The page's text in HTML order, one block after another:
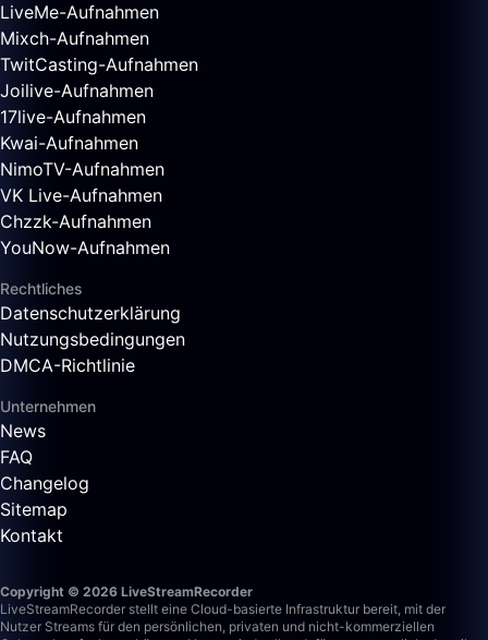
LiveMe-Aufnahmen
Mixch-Aufnahmen
TwitCasting-Aufnahmen
Joilive-Aufnahmen
17live-Aufnahmen
Kwai-Aufnahmen
NimoTV-Aufnahmen
VK Live-Aufnahmen
Chzzk-Aufnahmen
YouNow-Aufnahmen
Rechtliches
Datenschutzerklärung
Nutzungsbedingungen
DMCA-Richtlinie
Unternehmen
News
FAQ
Changelog
Sitemap
Kontakt
Copyright © 2026 LiveStreamRecorder
LiveStreamRecorder stellt eine Cloud-basierte Infrastruktur bereit, mit der
Nutzer Streams für den persönlichen, privaten und nicht-kommerziellen